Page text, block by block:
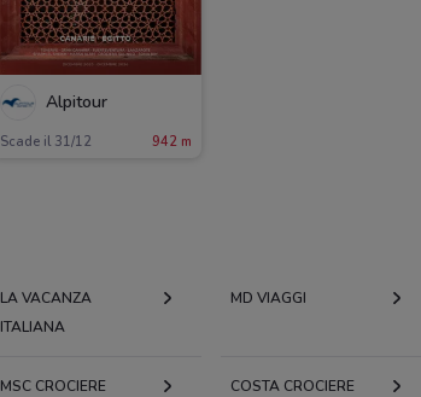
Alpitour
Scade il 31/12 942 m
LA VACANZA
ITALIANA
MD VIAGGI
MSC CROCIERE COSTA CROCIERE